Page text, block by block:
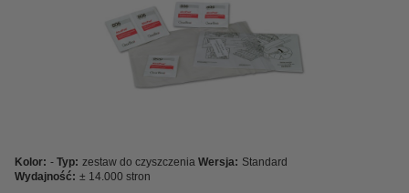
Kolor: - Typ: zestaw do czyszczenia Wersja: Standard
Wydajność: ± 14.000 stron